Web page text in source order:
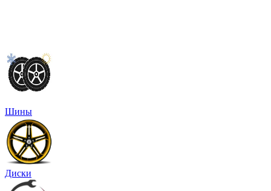
Шины
Диски